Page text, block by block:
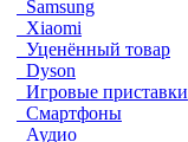
Samsung
Xiaomi
Уценённый товар
Dyson
Игровые приставки
Смартфоны
Аудио